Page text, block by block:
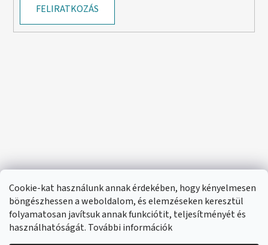
Cookie-kat használunk annak érdekében, hogy kényelmesen
böngészhessen a weboldalom, és elemzéseken keresztül
folyamatosan javítsuk annak funkciótit, teljesítményét és
használhatóságát. További információk
FELIRATKOZÁS